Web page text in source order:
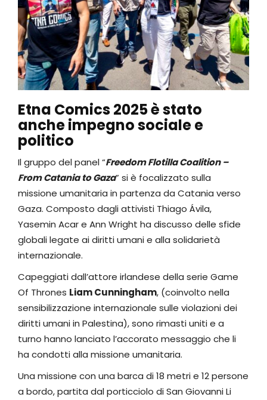
Etna Comics 2025 è stato
anche impegno sociale e
politico
Il gruppo del panel “Freedom Flotilla Coalition –
From Catania to Gaza” si è focalizzato sulla
missione umanitaria in partenza da Catania verso
Gaza. Composto dagli attivisti Thiago Ávila,
Yasemin Acar e Ann Wright ha discusso delle sfide
globali legate ai diritti umani e alla solidarietà
internazionale.
Capeggiati dall’attore irlandese della serie Game
Of Thrones Liam Cunningham, (coinvolto nella
sensibilizzazione internazionale sulle violazioni dei
diritti umani in Palestina), sono rimasti uniti e a
turno hanno lanciato l’accorato messaggio che li
ha condotti alla missione umanitaria.
Una missione con una barca di 18 metri e 12 persone
a bordo, partita dal porticciolo di San Giovanni Li